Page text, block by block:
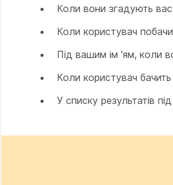
Коли вони згадують вас
Коли користувач
Під вашим ім 'ям, коли
Коли користувач
У списку результатів